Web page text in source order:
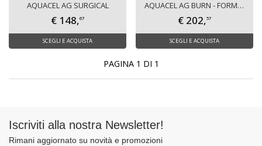
IONI ARGENTO PER FERITA
AQUACEL AG SURGICAL
€ 148,67
SCEGLI E ACQUISTA
GUANTO
AQUACEL AG BURN - FORMATO GUANTO
€ 202,57
SCEGLI E ACQUISTA
PAGINA 1 DI 1
Iscriviti alla nostra Newsletter!
Rimani aggiornato su novità e promozioni